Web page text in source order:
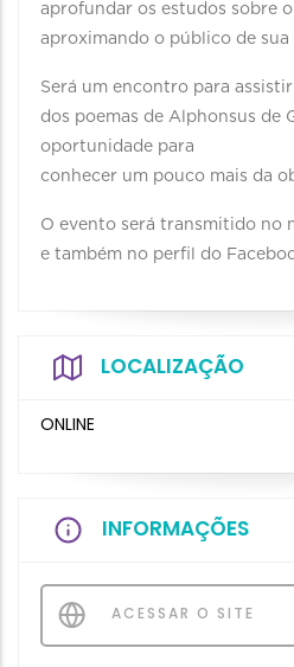
aprofundar os estudos sobre
aproximando o público de sua
Será um encontro para
dos poemas de Alphonsus de
oportunidade para
conhecer um pouco mais da
O evento será transmitido no
e também no perfil do
LOCALIZAÇÃO
ONLINE
INFORMAÇÕES
ACESSAR O SITE